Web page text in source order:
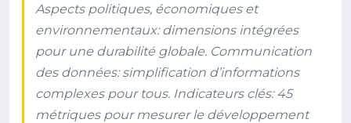
Aspects politiques, économiques et
environnementaux: dimensions intégrées
pour une durabilité globale. Communication
des données: simplification d’informations
complexes pour tous. Indicateurs clés: 45
métriques pour mesurer le développement